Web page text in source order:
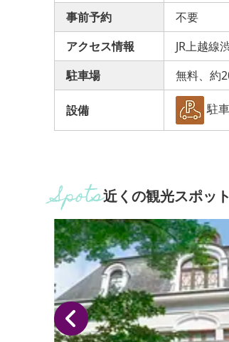
事前予約
不要
アクセス情報
JR上越線
駐車場
無料、約
設備 駐
近くの観光スポット